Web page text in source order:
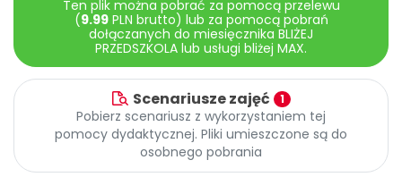
Archiwalne numery
Pomoc
Promocje
Ten plik można pobrać za pomocą przelewu
(9.99PLN brutto) lub za pomocą pobrań
dołączanych do miesięcznika BLIŻEJ
PRZEDSZKOLA lub usługi bliżej MAX.
Scenariusze zajęć 1
Pobierz scenariusz z wykorzystaniem tej
pomocy dydaktycznej. Pliki umieszczone są do
osobnego pobrania